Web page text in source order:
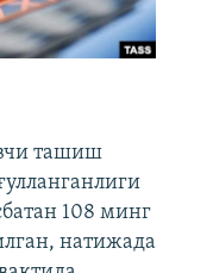
ташиш
108 минг
натижада